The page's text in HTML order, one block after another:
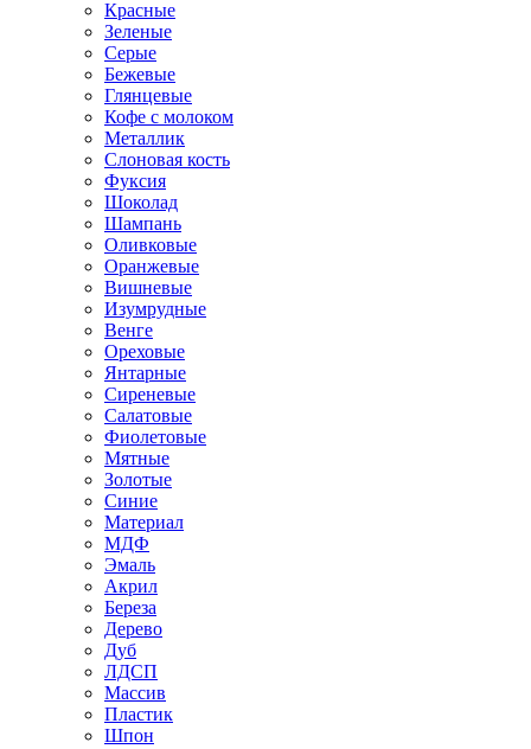
Красные
Зеленые
Серые
Бежевые
Глянцевые
Кофе с молоком
Металлик
Слоновая кость
Фуксия
Шоколад
Шампань
Оливковые
Оранжевые
Вишневые
Изумрудные
Венге
Ореховые
Янтарные
Сиреневые
Салатовые
Фиолетовые
Мятные
Золотые
Синие
Материал
МДФ
Эмаль
Акрил
Береза
Дерево
Дуб
ЛДСП
Массив
Пластик
Шпон